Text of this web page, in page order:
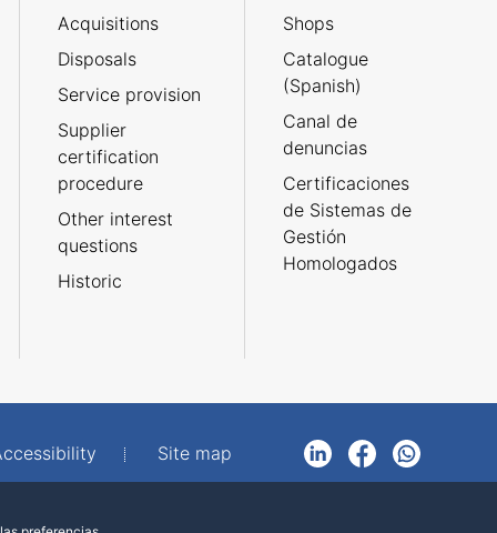
Acquisitions
Disposals
Service provision
Supplier
certification
procedure
Other interest
questions
Historic
Shops
Catalogue
(Spanish)
Canal de
denuncias
Certificaciones
de Sistemas de
Gestión
Homologados
Site map
LinkedInFacebookWhatsApp